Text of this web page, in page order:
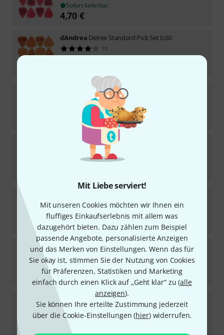
Mit Liebe serviert!
Mit unseren Cookies möchten wir Ihnen ein
fluffiges Einkaufserlebnis mit allem was
dazugehört bieten. Dazu zählen zum Beispiel
passende Angebote, personalisierte Anzeigen
und das Merken von Einstellungen. Wenn das für
Sie okay ist, stimmen Sie der Nutzung von Cookies
für Präferenzen, Statistiken und Marketing
einfach durch einen Klick auf „Geht klar“ zu (alle
anzeigen).
Sie können Ihre erteilte Zustimmung jederzeit
über die Cookie-Einstellungen (hier) widerrufen.
Sofort lieferbar
4,70 €
dAndrea Delrex Standard Pick Set 0,60
11
Sofort lieferbar
Ultra Plecs 2mm Pick Set GEM
16
Sofort lieferbar
€
dAndreaBrain Nylon.73mm Pick Set
4
Sofort lieferbar
14
Sofort lieferbar
4,70 €
dAndreaBrain Nylon 1.14mm Pick Set
4
Sofort lieferbar
6,90 €
Ultra Plecs 1,5mm Pick Set GEM
18
Sofort lieferbar
9,90